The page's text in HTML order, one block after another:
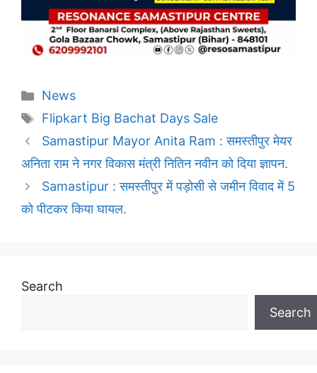
Categories
News
Tags
Flipkart Big Bachat Days Sale
Samastipur Mayor Anita Ram : समस्तीपुर मेयर
अनिता राम ने नगर विकास मंत्री नितिन नवीन को दिया ज्ञापन.
Samastipur : समस्तीपुर में पड़ोसी से जमीन विवाद में 5
को पीटकर किया घायल.
Search
Search